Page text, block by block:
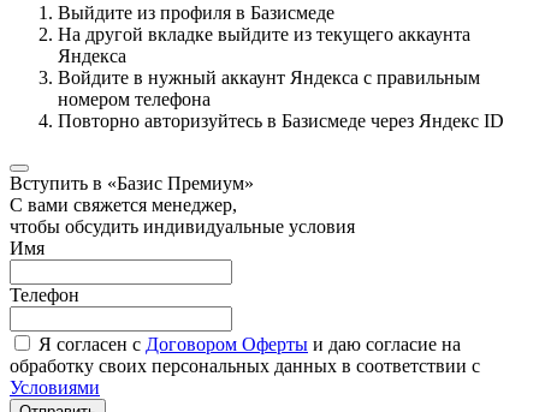
Выйдите из профиля в Базисмеде
На другой вкладке выйдите из текущего аккаунта
Яндекса
Войдите в нужный аккаунт Яндекса с правильным
номером телефона
Повторно авторизуйтесь в Базисмеде через Яндекс ID
Вступить в «Базис Премиум»
С вами свяжется менеджер,
чтобы обсудить индивидуальные условия
Имя
Телефон
Я согласен с Договором Оферты и даю согласие на
обработку своих персональных данных в соответствии с
Условиями